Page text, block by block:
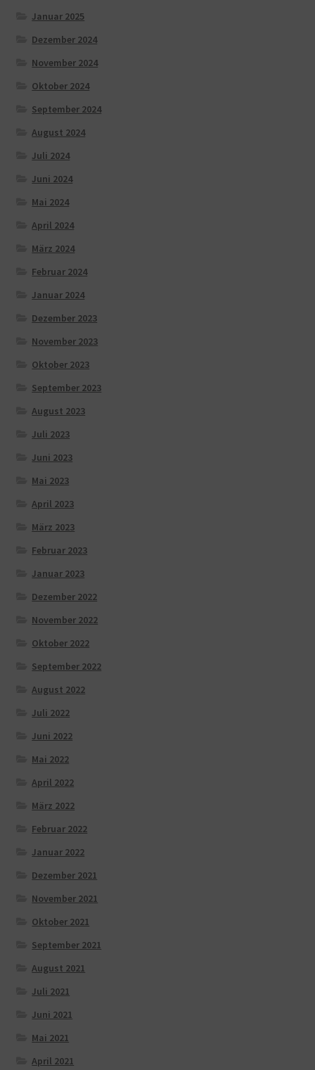
Januar 2025
Dezember 2024
November 2024
Oktober 2024
September 2024
August 2024
Juli 2024
Juni 2024
Mai 2024
April 2024
März 2024
Februar 2024
Januar 2024
Dezember 2023
November 2023
Oktober 2023
September 2023
August 2023
Juli 2023
Juni 2023
Mai 2023
April 2023
März 2023
Februar 2023
Januar 2023
Dezember 2022
November 2022
Oktober 2022
September 2022
August 2022
Juli 2022
Juni 2022
Mai 2022
April 2022
März 2022
Februar 2022
Januar 2022
Dezember 2021
November 2021
Oktober 2021
September 2021
August 2021
Juli 2021
Juni 2021
Mai 2021
April 2021